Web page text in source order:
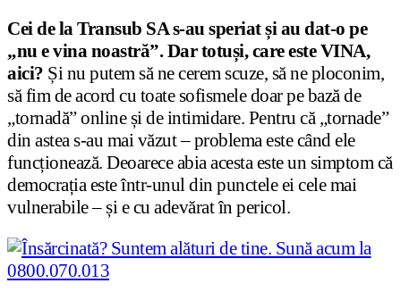
Cei de la Transub SA s-au speriat și au dat-o pe
„nu e vina noastră”. Dar totuși, care este VINA,
aici? Și nu putem să ne cerem scuze, să ne ploconim,
să fim de acord cu toate sofismele doar pe bază de
„tornadă” online și de intimidare. Pentru că „tornade”
din astea s-au mai văzut – problema este când ele
funcționează. Deoarece abia acesta este un simptom că
democrația este într-unul din punctele ei cele mai
vulnerabile – și e cu adevărat în pericol.